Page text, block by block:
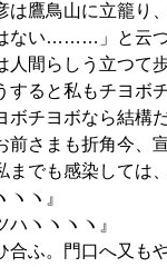
は鷹鳥山に立籠
ない………」と云つ
人間らしう立つて
すると私もチヨボ
ボチヨボなら結構
前さまも折角今、
までも感染しては
ヽヽ』
ハヽヽヽヽ』
合ふ。門口へ又も